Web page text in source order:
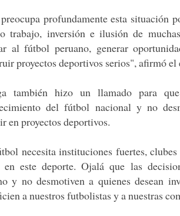
profundamente esta situación
trabajo, inversión e ilusión de
al fútbol peruano, generar
proyectos deportivos serios", afirmó el
también hizo un llamado para
del fútbol nacional y no
en proyectos deportivos.
necesita instituciones fuertes, clubes
en este deporte. Ojalá que las
y no desmotiven a quienes desean
a nuestros futbolistas y a nuestras